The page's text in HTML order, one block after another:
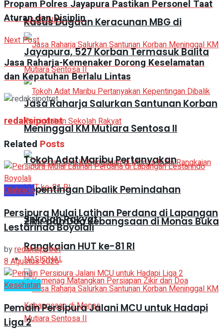
NASIONAL
Jasa Raharja Salurkan Santunan Korban
Meninggal KM Mutiara Sentosa II
Zikir dan Doa Kebangsaan di Monas Buka
Rangkaian HUT ke-81 RI
Kasus Dugaan Keracunan MBG di
Jayapura, 527 Korban Termasuk Balita
Tokoh Adat Maribu Pertanyakan
Kepentingan Dibalik Pemindahan
Sekolah Rakyat
NASIONAL
Propam Polres Jayapura Pastikan Personel Taat
Aturan dan Disiplin
Next Post
Jasa Raharja-Kemenaker Dorong Keselamatan
dan Kepatuhan Berlalu Lintas
redaksipotret
Related Posts
Olahraga
Persipura Mulai Latihan Perdana di Lapangan
Lestarindo Boyolali
byredaksipotret
8 Agustus 2026
Kesehatan
Pemain Persipura Jalani MCU untuk Hadapi
Liga 2